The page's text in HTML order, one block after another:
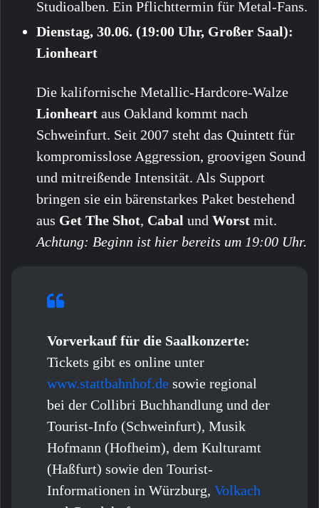
Studioalben. Ein Pflichttermin für Metal-Fans.
Dienstag, 30.06. (19:00 Uhr, Großer Saal):
Lionheart
Die kalifornische Metallic-Hardcore-Walze
Lionheart aus Oakland kommt nach
Schweinfurt. Seit 2007 steht das Quintett für
kompromisslose Aggression, groovigen Sound
und mitreißende Intensität. Als Support
bringen sie ein bärenstarkes Paket bestehend
aus Get The Shot, Cabal und Worst mit.
Achtung: Beginn ist hier bereits um 19:00 Uhr.
Vorverkauf für die Saalkonzerte:
Tickets gibt es online unter
www.stattbahnhof.de sowie regional
bei der Collibri Buchhandlung und der
Tourist-Info (Schweinfurt), Musik
Hofmann (Hofheim), dem Kulturamt
(Haßfurt) sowie den Tourist-
Informationen in Würzburg, Volkach